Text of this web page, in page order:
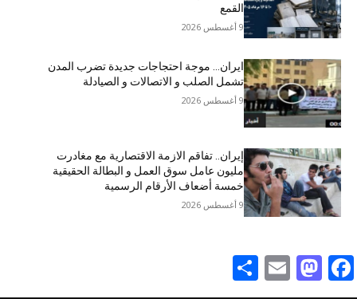
القمع
9 أغسطس 2026
ایران… موجة احتجاجات جديدة تضرب المدن
تشمل الصلب و الاتصالات و الصیادلة
9 أغسطس 2026
إيران.. تفاقم الازمة الاقتصاریة مع مغادرت
مليون عامل سوق العمل و البطالة الحقيقية
خمسة أضعاف الأرقام الرسمية
9 أغسطس 2026
Facebook
Mastodon
Email